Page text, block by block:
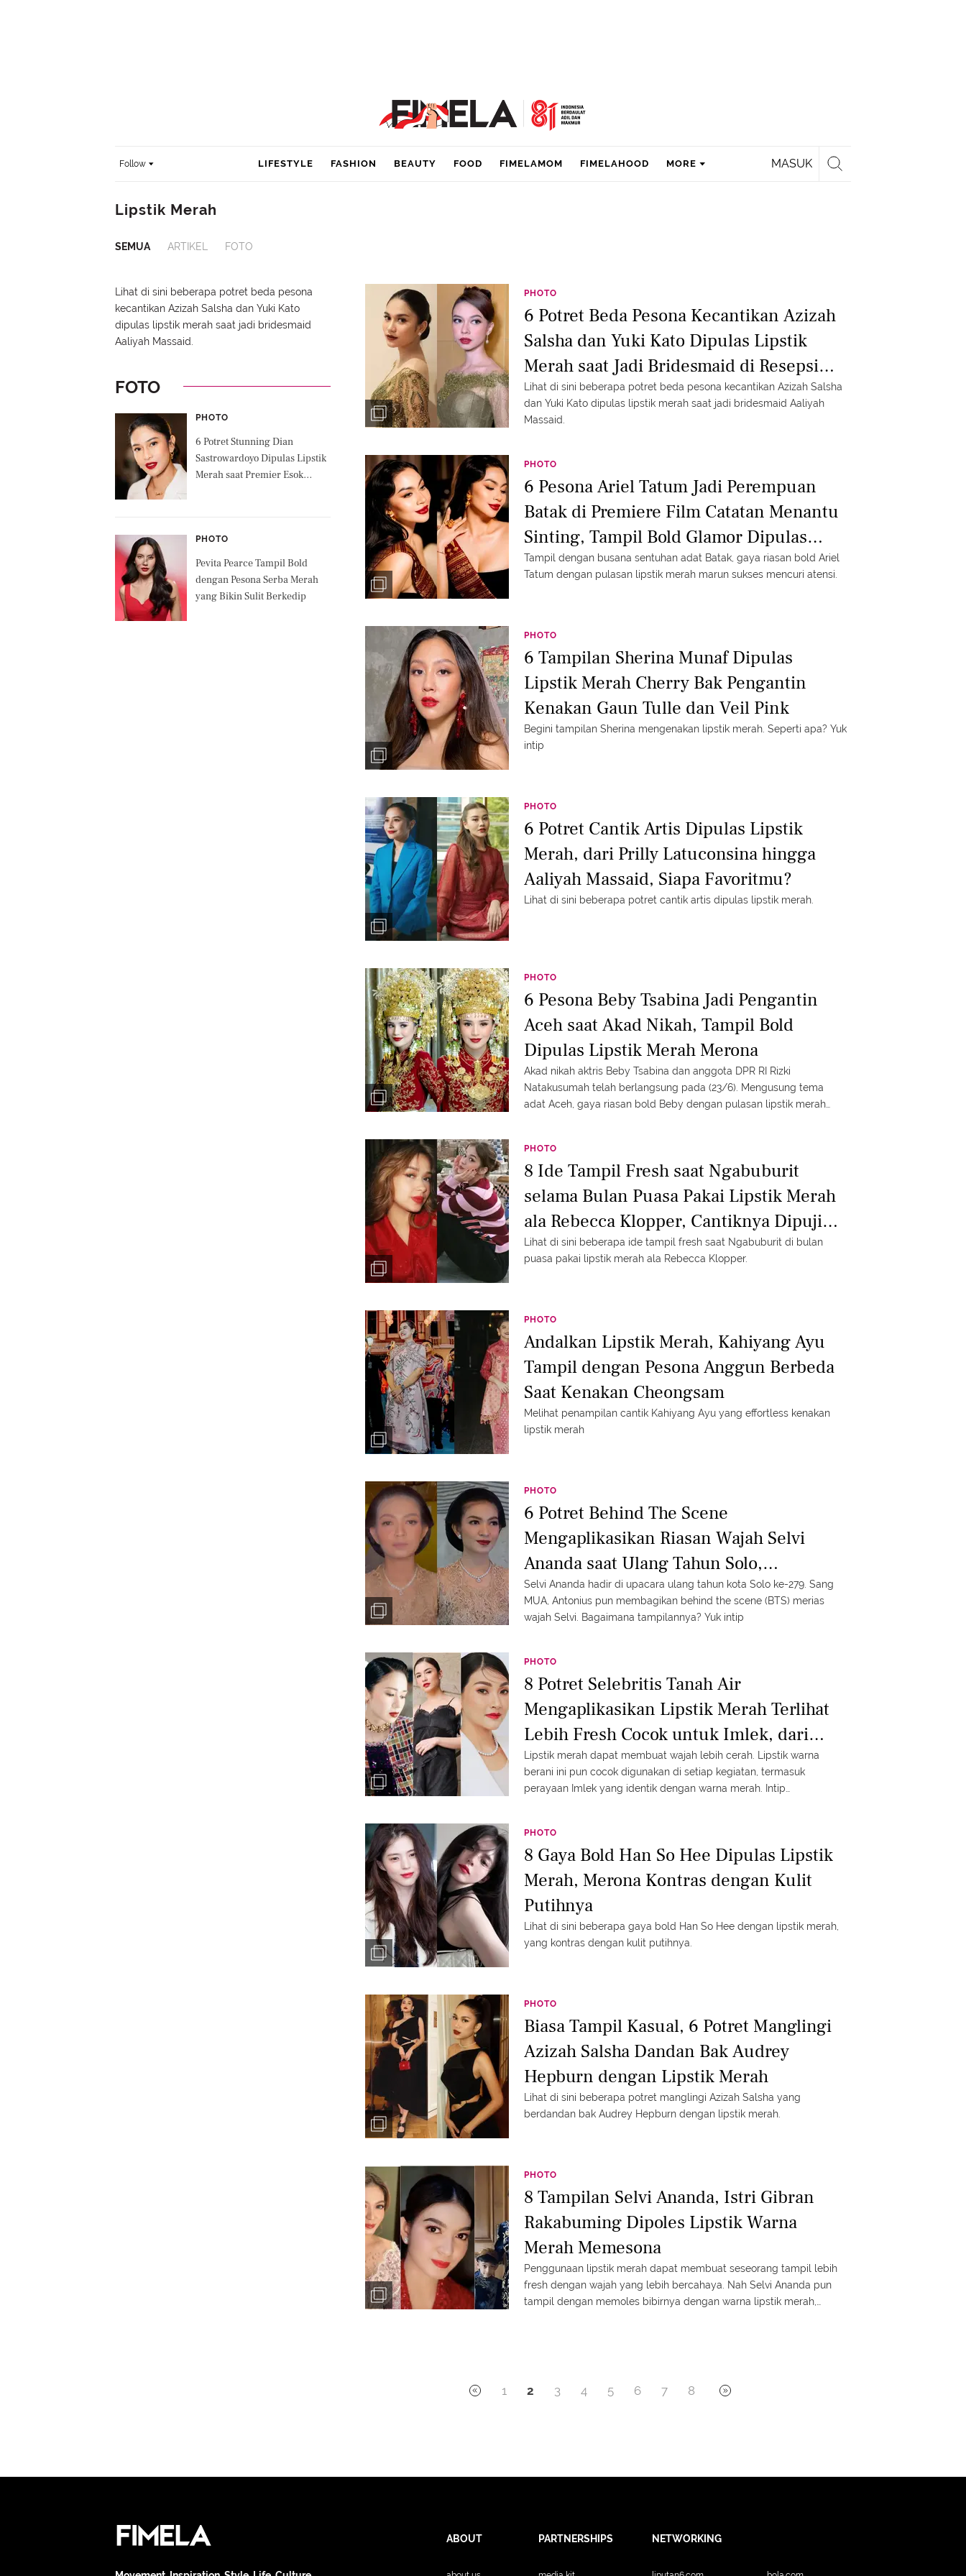
Follow MASUK
LIFESTYLE FASHION BEAUTY FOOD FIMELAMOM FIMELAHOOD MORE
Lipstik Merah
SEMUA ARTIKEL FOTO
Lihat di sini beberapa potret beda pesona
kecantikan Azizah Salsha dan Yuki Kato
dipulas lipstik merah saat jadi bridesmaid
Aaliyah Massaid.
FOTO
PHOTO
6 Potret Stunning Dian
Sastrowardoyo Dipulas Lipstik
Merah saat Premier Esok
PHOTO
Pevita Pearce Tampil Bold
dengan Pesona Serba Merah
yang Bikin Sulit Berkedip
PHOTO
6 Potret Beda Pesona Kecantikan Azizah
Salsha dan Yuki Kato Dipulas Lipstik
Merah saat Jadi Bridesmaid di Resepsi
Pernikahan Aaliyah-Thariq
Lihat di sini beberapa potret beda pesona kecantikan Azizah Salsha
dan Yuki Kato dipulas lipstik merah saat jadi bridesmaid Aaliyah
Massaid.
PHOTO
6 Pesona Ariel Tatum Jadi Perempuan
Batak di Premiere Film Catatan Menantu
Sinting, Tampil Bold Glamor Dipulas
Lipstik Merah Marun
Tampil dengan busana sentuhan adat Batak, gaya riasan bold Ariel
Tatum dengan pulasan lipstik merah marun sukses mencuri atensi.
PHOTO
6 Tampilan Sherina Munaf Dipulas
Lipstik Merah Cherry Bak Pengantin
Kenakan Gaun Tulle dan Veil Pink
Begini tampilan Sherina mengenakan lipstik merah. Seperti apa? Yuk
intip
PHOTO
6 Potret Cantik Artis Dipulas Lipstik
Merah, dari Prilly Latuconsina hingga
Aaliyah Massaid, Siapa Favoritmu?
Lihat di sini beberapa potret cantik artis dipulas lipstik merah.
PHOTO
6 Pesona Beby Tsabina Jadi Pengantin
Aceh saat Akad Nikah, Tampil Bold
Dipulas Lipstik Merah Merona
Akad nikah aktris Beby Tsabina dan anggota DPR RI Rizki
Natakusumah telah berlangsung pada (23/6). Mengusung tema
adat Aceh, gaya riasan bold Beby dengan pulasan lipstik merah
PHOTO
8 Ide Tampil Fresh saat Ngabuburit
selama Bulan Puasa Pakai Lipstik Merah
ala Rebecca Klopper, Cantiknya Dipuji
Berkelas
Lihat di sini beberapa ide tampil fresh saat Ngabuburit di bulan
puasa pakai lipstik merah ala Rebecca Klopper.
PHOTO
Andalkan Lipstik Merah, Kahiyang Ayu
Tampil dengan Pesona Anggun Berbeda
Saat Kenakan Cheongsam
Melihat penampilan cantik Kahiyang Ayu yang effortless kenakan
lipstik merah
PHOTO
6 Potret Behind The Scene
Mengaplikasikan Riasan Wajah Selvi
Ananda saat Ulang Tahun Solo,
Mentereng dengan Lipstik Merah Merona
Selvi Ananda hadir di upacara ulang tahun kota Solo ke-279. Sang
MUA, Antonius pun membagikan behind the scene (BTS) merias
wajah Selvi. Bagaimana tampilannya? Yuk intip
PHOTO
8 Potret Selebritis Tanah Air
Mengaplikasikan Lipstik Merah Terlihat
Lebih Fresh Cocok untuk Imlek, dari
Chelsea Olivia hingga Laura Basuki
Lipstik merah dapat membuat wajah lebih cerah. Lipstik warna
berani ini pun cocok digunakan di setiap kegiatan, termasuk
perayaan Imlek yang identik dengan warna merah. Intip
PHOTO
8 Gaya Bold Han So Hee Dipulas Lipstik
Merah, Merona Kontras dengan Kulit
Putihnya
Lihat di sini beberapa gaya bold Han So Hee dengan lipstik merah,
yang kontras dengan kulit putihnya.
PHOTO
Biasa Tampil Kasual, 6 Potret Manglingi
Azizah Salsha Dandan Bak Audrey
Hepburn dengan Lipstik Merah
Lihat di sini beberapa potret manglingi Azizah Salsha yang
berdandan bak Audrey Hepburn dengan lipstik merah.
PHOTO
8 Tampilan Selvi Ananda, Istri Gibran
Rakabuming Dipoles Lipstik Warna
Merah Memesona
Penggunaan lipstik merah dapat membuat seseorang tampil lebih
fresh dengan wajah yang lebih bercahaya. Nah Selvi Ananda pun
tampil dengan memoles bibirnya dengan warna lipstik merah,
1 2 3 4 5 6 7 8
ABOUT PARTNERSHIPS NETWORKING